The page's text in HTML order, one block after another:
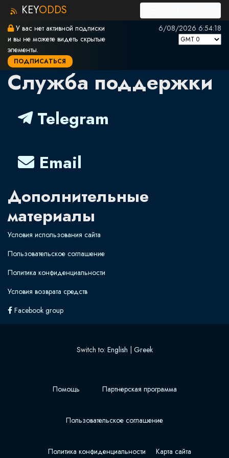
KEYODDS
У вас нет активной подписки
и вы не можете видеть скрытые
элементы.
ПОДПИСАТЬСЯ
6/08/2026 6:54:18
Служба поддержки
Telegram
Email
Дополнительные
материалы
Условия использования сайта
Пользовательское соглашение
Политика конфиденциальности
Условия возврата средств
Facebook group
Switch to: English Greek
Помощь Партнерская программа
Пользовательское соглашение
Политика конфиденциальности Карта сайта